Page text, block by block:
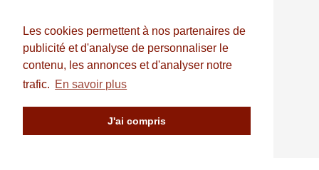
Les cookies permettent à nos partenaires de
publicité et d'analyse de personnaliser le
contenu, les annonces et d'analyser notre
trafic. En savoir plus
J'ai compris